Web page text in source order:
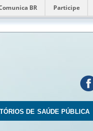
BR Participe
DE SAÚDE PÚBLICA